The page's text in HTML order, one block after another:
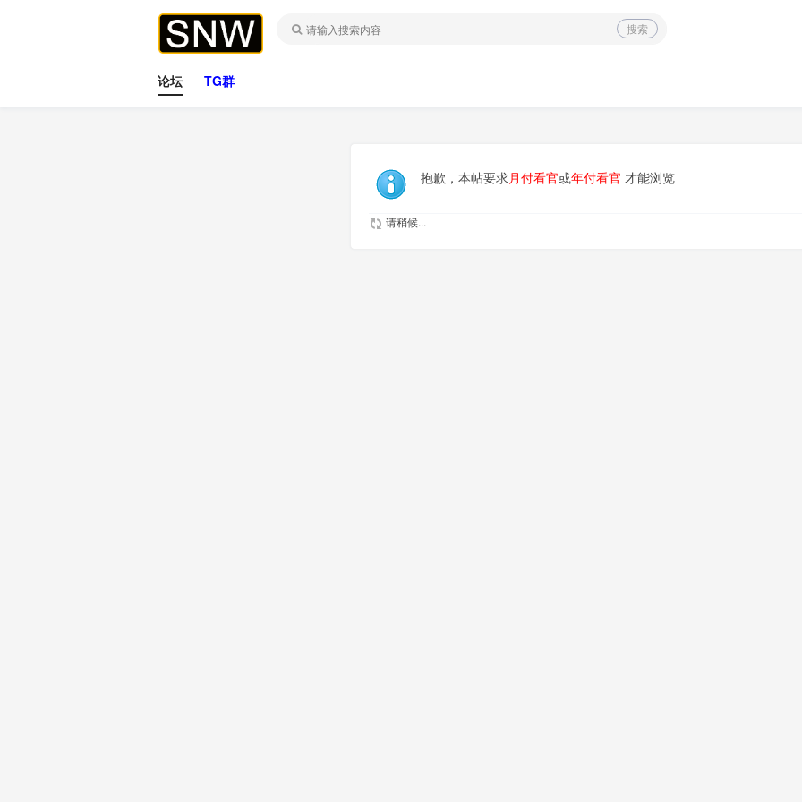
搜索
论坛 TG群
抱歉，本帖要求月付看官或年付看官 才能浏览
请稍候...